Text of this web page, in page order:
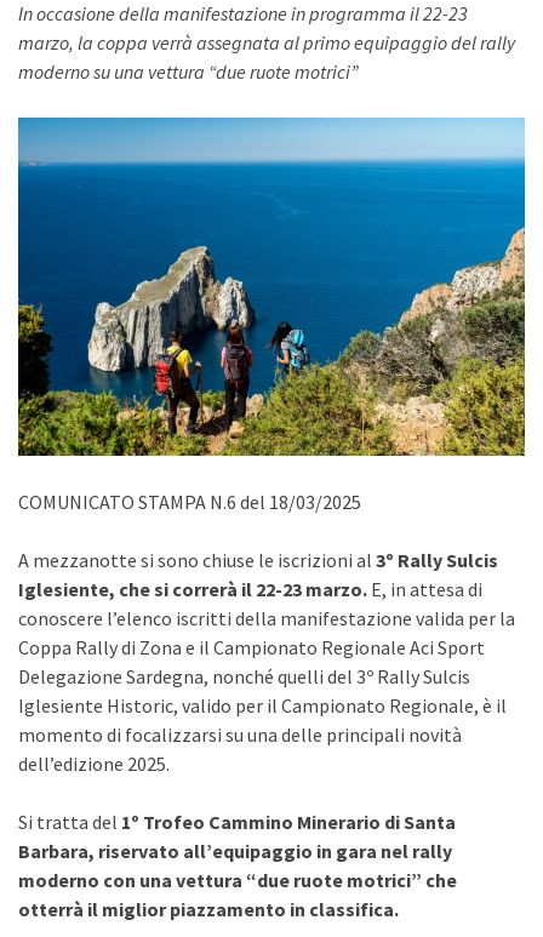
In occasione della manifestazione in programma il 22-23
marzo, la coppa verrà assegnata al primo equipaggio del rally
moderno su una vettura “due ruote motrici”
COMUNICATO STAMPA N.6 del 18/03/2025
A mezzanotte si sono chiuse le iscrizioni al 3º Rally Sulcis
Iglesiente, che si correrà il 22-23 marzo. E, in attesa di
conoscere l’elenco iscritti della manifestazione valida per la
Coppa Rally di Zona e il Campionato Regionale Aci Sport
Delegazione Sardegna, nonché quelli del 3º Rally Sulcis
Iglesiente Historic, valido per il Campionato Regionale, è il
momento di focalizzarsi su una delle principali novità
dell’edizione 2025.
Si tratta del 1º Trofeo Cammino Minerario di Santa
Barbara, riservato all’equipaggio in gara nel rally
moderno con una vettura “due ruote motrici” che
otterrà il miglior piazzamento in classifica.